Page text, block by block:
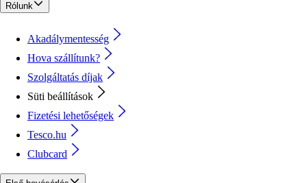
Rólunk
Akadálymentesség
Hova szállítunk?
Szolgáltatás díjak
Süti beállítások
Fizetési lehetőségek
Tesco.hu
Clubcard